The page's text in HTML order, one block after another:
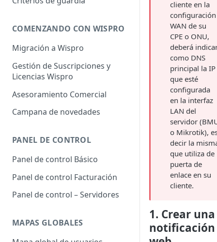
COMENZANDO CON WISPRO
Migración a Wispro
Gestión de Suscripciones y
Licencias Wispro
Asesoramiento Comercial
Campana de novedades
PANEL DE CONTROL
Panel de control Básico
Panel de control Facturación
Panel de control – Servidores
MAPAS GLOBALES
cliente en la
configuración
WAN de su
CPE o ONU,
deberá
como DNS
principal la IP
que esté
configurada
en la interfaz
LAN del
servidor
o Mikrotik),
decir la
que utiliza de
puerta de
enlace en su
cliente.
1. Crear una
notificación